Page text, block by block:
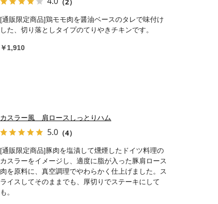
[通販限定商品]鶏モモ肉を醤油ベースのタレで味付け
した、切り落としタイプのてりやきチキンです。
￥1,910
カスラー風 肩ロースしっとりハム
5.0 （4）
[通販限定商品]豚肉を塩漬して燻煙したドイツ料理の
カスラーをイメージし、適度に脂が入った豚肩ロース
肉を原料に、真空調理でやわらかく仕上げました。ス
ライスしてそのままでも、厚切りでステーキにして
も。